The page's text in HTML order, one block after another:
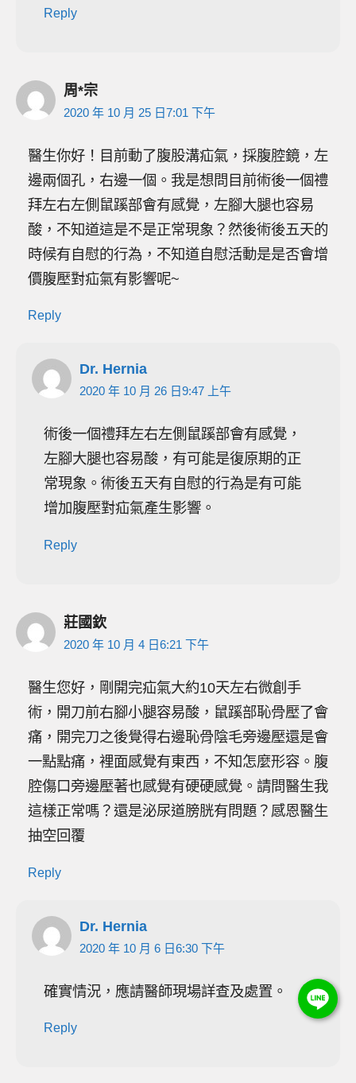
Reply
周*宗
2020 年 10 月 25 日7:01 下午
醫生你好！目前動了腹股溝疝氣，採腹腔鏡，左
邊兩個孔，右邊一個。我是想問目前術後一個禮
拜左右左側鼠蹊部會有感覺，左腳大腿也容易
酸，不知道這是不是正常現象？然後術後五天的
時候有自慰的行為，不知道自慰活動是是否會增
價腹壓對疝氣有影響呢~
Reply
Dr. Hernia
2020 年 10 月 26 日9:47 上午
術後一個禮拜左右左側鼠蹊部會有感覺，
左腳大腿也容易酸，有可能是復原期的正
常現象。術後五天有自慰的行為是有可能
增加腹壓對疝氣產生影響。
Reply
莊國欽
2020 年 10 月 4 日6:21 下午
醫生您好，剛開完疝氣大約10天左右微創手
術，開刀前右腳小腿容易酸，鼠蹊部恥骨壓了會
痛，開完刀之後覺得右邊恥骨陰毛旁邊壓還是會
一點點痛，裡面感覺有東西，不知怎麼形容。腹
腔傷口旁邊壓著也感覺有硬硬感覺。請問醫生我
這樣正常嗎？還是泌尿道膀胱有問題？感恩醫生
抽空回覆
Reply
Dr. Hernia
2020 年 10 月 6 日6:30 下午
確實情況，應請醫師現場詳查及處置。
Reply